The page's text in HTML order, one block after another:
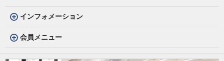
インフォメーション
会員メニュー